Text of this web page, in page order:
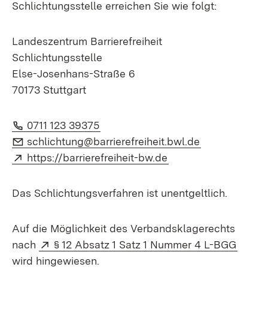
Schlichtungsstelle erreichen Sie wie folgt:
Landeszentrum Barrierefreiheit
Schlichtungsstelle
Else-Josenhans-Straße 6
70173 Stuttgart
Telefon:
0711 123 39375
E-Mail:
schlichtung@barrierefreiheit.bwl.de
Extern:
https://barrierefreiheit-bw.de
Das Schlichtungsverfahren ist unentgeltlich.
Auf die Möglichkeit des Verbandsklagerechts
nach
Extern:
§ 12 Absatz 1 Satz 1 Nummer 4 L-BGG
wird hingewiesen.